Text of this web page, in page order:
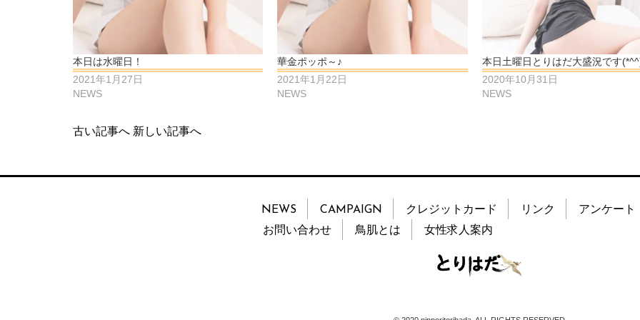
本日は水曜日！
2021年1月27日
NEWS
華金ポッポ～♪
2021年1月22日
NEWS
本日土曜日とりはだ大盛況です
2020年10月31日
NEWS
古い記事へ 新しい記事へ
NEWS CAMPAIGN クレジットカード リンク
アンケート
お問い合わせ
鳥肌とは 女性求人案内